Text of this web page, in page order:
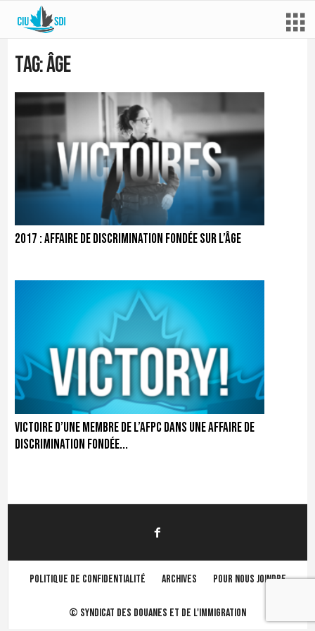
Tag: âge
2017 : Affaire de discrimination fondée sur l’âge
Victoire d’une membre de l’AFPC dans une affaire de
discrimination fondée...
Politique de confidentialité Archives Pour nous joindre
© Syndicat des douanes et de l'immigration